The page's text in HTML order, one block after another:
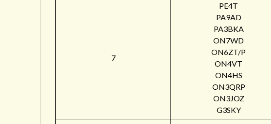
7
PE4T
PA9AD
PA3BKA
ON7WD
ON6ZT/P
ON4VT
ON4HS
ON3QRP
ON3JOZ
G3SKY